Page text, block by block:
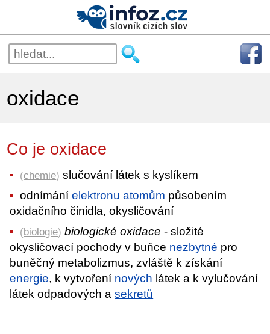
oxidace
Co je oxidace
(chemie) slučování látek s kyslíkem
odnímáníelektronu atomům působením
oxidačního činidla, okysličování
(biologie) biologické oxidace - složité
okysličovací pochody v buňce nezbytné pro
buněčný metabolizmus, zvláště k získání
energie, k vytvoření nových látek a k vylučování
látek odpadových asekretů